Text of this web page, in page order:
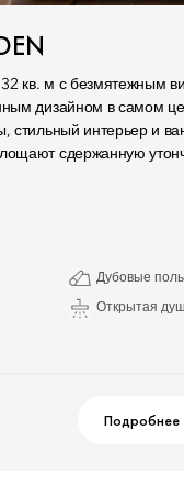
кв. м с безмятежным
дизайном в самом
стильный интерьер и
сдержанную
Дубовые
Открытая
Подробнее